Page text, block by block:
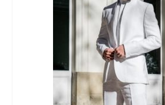
Moda flamenca
Nuestros diseños
Tallas grandes